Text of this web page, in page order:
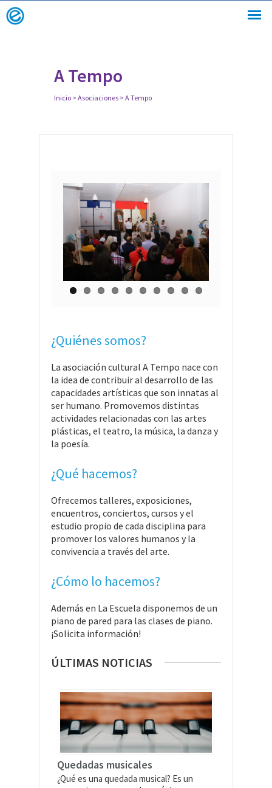
A Tempo
Inicio > Asociaciones > A Tempo
¿Quiénes somos?
La asociación cultural A Tempo nace con
la idea de contribuir al desarrollo de las
capacidades artísticas que son innatas al
ser humano. Promovemos distintas
actividades relacionadas con las artes
plásticas, el teatro, la música, la danza y
la poesía.
¿Qué hacemos?
Ofrecemos talleres, exposiciones,
encuentros, conciertos, cursos y el
estudio propio de cada disciplina para
promover los valores humanos y la
convivencia a través del arte.
¿Cómo lo hacemos?
Además en La Escuela disponemos de un
piano de pared para las clases de piano.
¡Solicita información!
ÚLTIMAS NOTICIAS
Quedadas musicales
¿Qué es una quedada musical? Es un